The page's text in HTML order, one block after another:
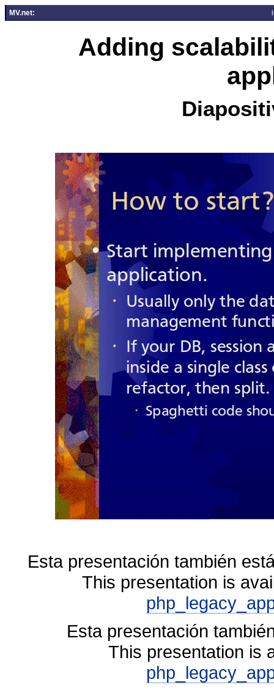
MV.net:
Adding
Esta presentación también
This presentation is
Esta presentación
This presentation is